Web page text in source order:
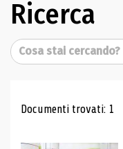
Ricerca
Cerca
Risultati
Documenti trovati: 1